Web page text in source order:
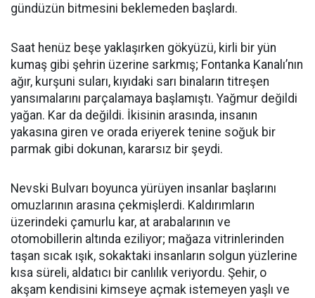
gündüzün bitmesini beklemeden başlardı.
Saat henüz beşe yaklaşırken gökyüzü, kirli bir yün
kumaş gibi şehrin üzerine sarkmış; Fontanka Kanalı’nın
ağır, kurşuni suları, kıyıdaki sarı binaların titreşen
yansımalarını parçalamaya başlamıştı. Yağmur değildi
yağan. Kar da değildi. İkisinin arasında, insanın
yakasına giren ve orada eriyerek tenine soğuk bir
parmak gibi dokunan, kararsız bir şeydi.
Nevski Bulvarı boyunca yürüyen insanlar başlarını
omuzlarının arasına çekmişlerdi. Kaldırımların
üzerindeki çamurlu kar, at arabalarının ve
otomobillerin altında eziliyor; mağaza vitrinlerinden
taşan sıcak ışık, sokaktaki insanların solgun yüzlerine
kısa süreli, aldatıcı bir canlılık veriyordu. Şehir, o
akşam kendisini kimseye açmak istemeyen yaşlı ve